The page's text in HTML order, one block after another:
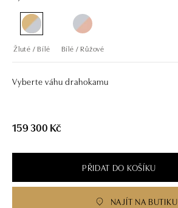
Žluté / Bílé Bílé / Růžové
Vyberte váhu drahokamu
159 300 Kč
PŘIDAT DO KOŠÍKU
NAJÍT NA BUTIKU